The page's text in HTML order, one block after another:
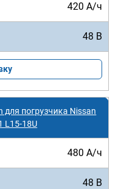
420 А/ч
48 В
для погрузчика Nissan
L15-18U
480 А/ч
48 В